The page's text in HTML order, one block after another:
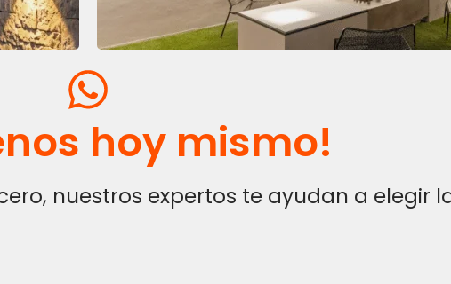
hoy mismo!
nuestros expertos te ayudan a elegir